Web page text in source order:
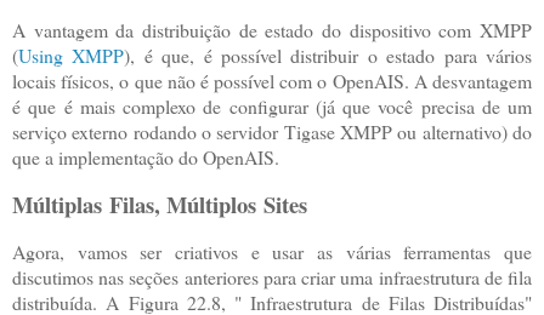
A vantagem da distribuição de estado do dispositivo com XMPP
(Using XMPP), é que, é possível distribuir o estado para vários
locais físicos, o que não é possível com o OpenAIS. A desvantagem
é que é mais complexo de configurar (já que você precisa de um
serviço externo rodando o servidor Tigase XMPP ou alternativo) do
que a implementação do OpenAIS.
Múltiplas Filas, Múltiplos Sites
Agora, vamos ser criativos e usar as várias ferramentas que
discutimos nas seções anteriores para criar uma infraestrutura de fila
distribuída. A Figura 22.8, " Infraestrutura de Filas Distribuídas"